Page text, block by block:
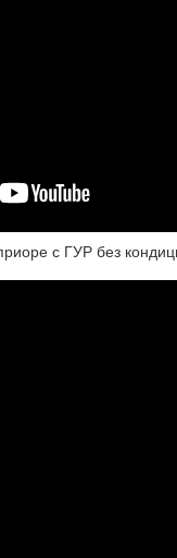
с ГУР без